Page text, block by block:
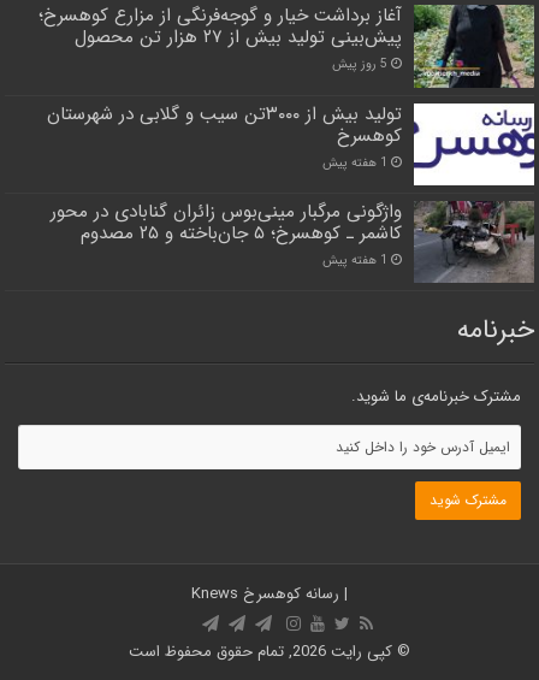
آغاز برداشت خیار و گوجه‌فرنگی از مزارع کوهسرخ؛
پیش‌بینی تولید بیش از ۲۷ هزار تن محصول
5 روز پیش
تولید بیش از ۳۰۰۰تن سیب و گلابی در شهرستان
کوهسرخ
1 هفته پیش
واژگونی مرگبار مینی‌بوس زائران گنابادی در محور
کاشمر ـ کوهسرخ؛ ۵ جان‌باخته و ۲۵ مصدوم
1 هفته پیش
خبرنامه
مشترک خبرنامه‌ی ما شوید.
| رسانه کوهسرخ Knews
© کپی رایت 2026, تمام حقوق محفوظ است